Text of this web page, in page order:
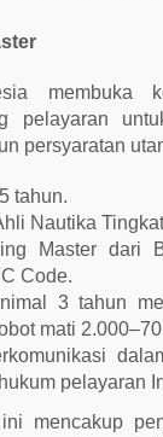
membuka
pelayaran
persyaratan
tahun.
Nautika
Master dari
Code.
3 tahun
mati
pelayaran
mencakup